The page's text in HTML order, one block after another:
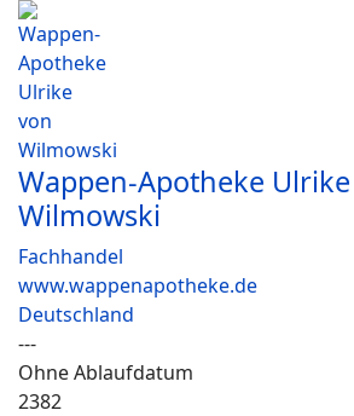
Wappen-Apotheke
Wilmowski
Fachhandel
www.wappenapotheke.de
Deutschland
---
Ohne Ablaufdatum
2382